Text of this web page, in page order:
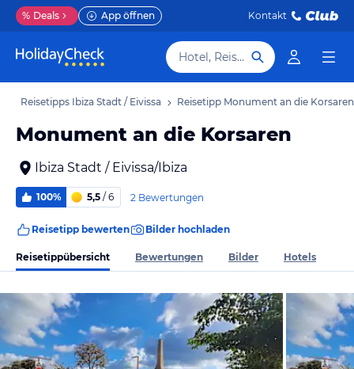
% Deals App öffnen Kontakt
Hotel, Reiseziel
Reisetipps Ibiza Stadt / Eivissa Reisetipp Monument an die Korsaren
Monument an die Korsaren
Ibiza Stadt / Eivissa/Ibiza
100% 5,5 / 6 2 Bewertungen
Reisetipp bewerten Bilder hochladen
Reisetippübersicht Bewertungen Bilder Hotels